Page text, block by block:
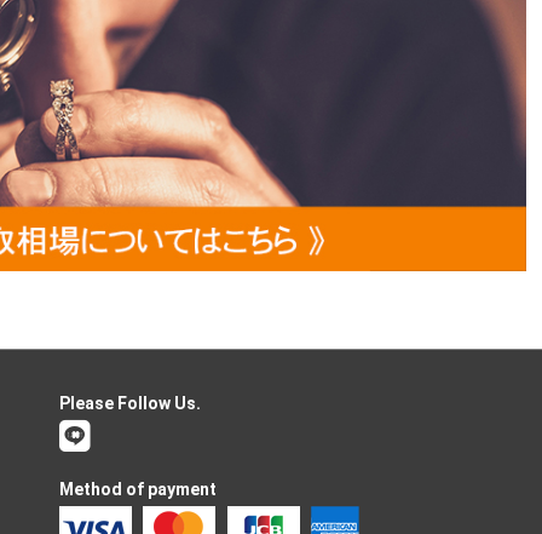
Please Follow Us.
Method of payment